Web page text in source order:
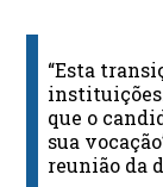
“Esta
que o
sua
reunião da